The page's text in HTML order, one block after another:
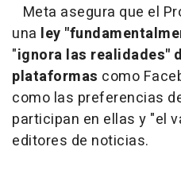
Meta asegura que el
una ley
"ignora las realidades"
plataformas como
como las preferencias
participan en ellas y "el
editores de noticias.